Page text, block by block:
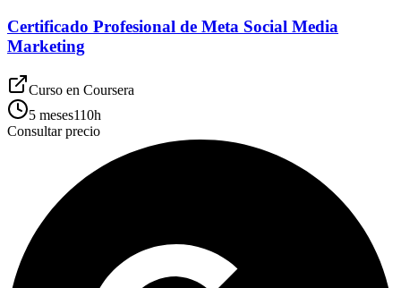
Certificado Profesional de Meta Social Media
Marketing
Curso en Coursera
5 meses110h
Consultar precio